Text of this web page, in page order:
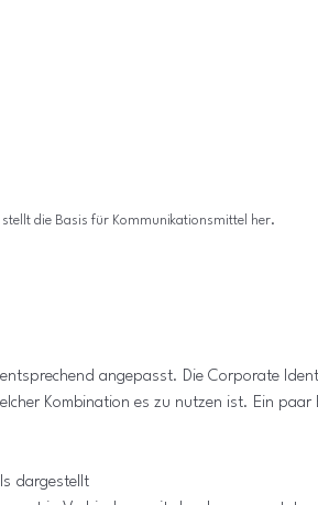
stellt die Basis für Kommunikationsmittel her.
angepasst. Die Corporate
Kombination es zu nutzen ist. Ein paar
dargestellt